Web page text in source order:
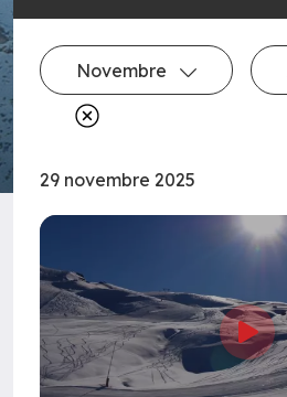
Novembre
29 novembre 2025